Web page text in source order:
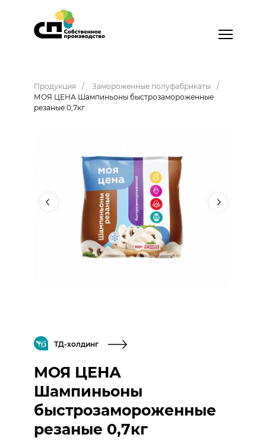
Продукция
Замороженные полуфабрикаты
МОЯ ЦЕНА Шампиньоны быстрозамороженные
резаные 0,7кг
ТД-холдинг
МОЯ ЦЕНА
Шампиньоны
быстрозамороженные
резаные 0,7кг